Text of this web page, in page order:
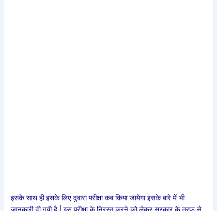
इसके साथ ही इसके लिए दुबारा परीक्षा कब किया जायेगा इसके बारे में भी